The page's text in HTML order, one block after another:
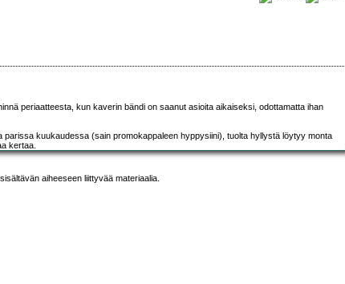
periaatteesta, kun kaverin bändi on saanut asioita aikaiseksi, odottamatta ihan
kuukaudessa (sain promokappaleen hyppysiini), tuolta hyllystä löytyy monta
kertaa.
aiheeseen liittyvää materiaalia.